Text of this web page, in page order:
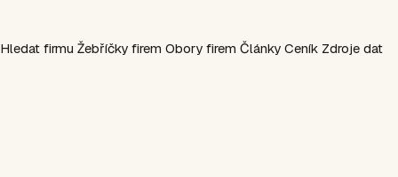
Hledat firmu Žebříčky firem Obory firem Články Ceník Zdroje dat